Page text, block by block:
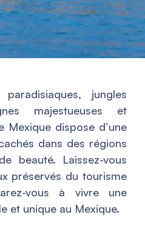
jungles
majestueuses et
Mexique dispose d’une
dans des régions
beauté. Laissez-vous
préservés du tourisme
vous à vivre une
et unique au Mexique.